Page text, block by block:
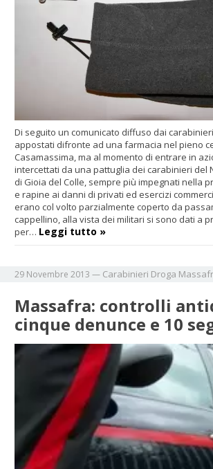
Di seguito un comunicato diffuso dai
appostati difronte ad una farmacia nel pieno
Casamassima, ma al momento di entrare in
intercettati da una pattuglia dei carabinieri del
di Gioia del Colle, sempre più impegnati nella
e rapine ai danni di privati ed esercizi
erano col volto parzialmente coperto da
cappellino, alla vista dei militari si sono dati a
per… Leggi tutto »
29 Novembre 2013 — Carabinieri Droga
Massafra: controlli
cinque denunce e 10